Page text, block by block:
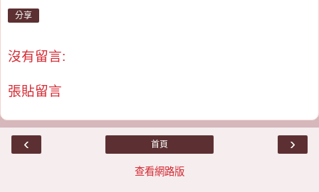
分享
沒有留言:
張貼留言
‹ ›
首頁
查看網路版